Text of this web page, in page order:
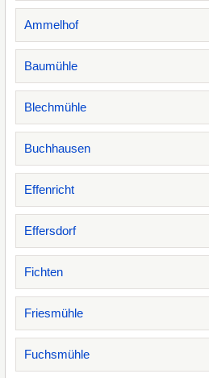
Ammelhof
Baumühle
Blechmühle
Buchhausen
Effenricht
Effersdorf
Fichten
Friesmühle
Fuchsmühle